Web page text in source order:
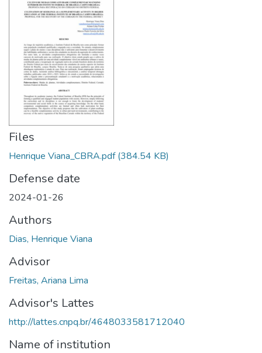
Files
Henrique Viana_CBRA.pdf(384.54 KB)
Defense date
2024-01-26
Authors
Dias, Henrique Viana
Advisor
Freitas, Ariana Lima
Advisor's Lattes
http://lattes.cnpq.br/4648033581712040
Name of institution